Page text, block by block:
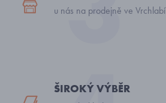
u nás na prodejně ve Vrchlabí
ŠIROKÝ VÝBĚR